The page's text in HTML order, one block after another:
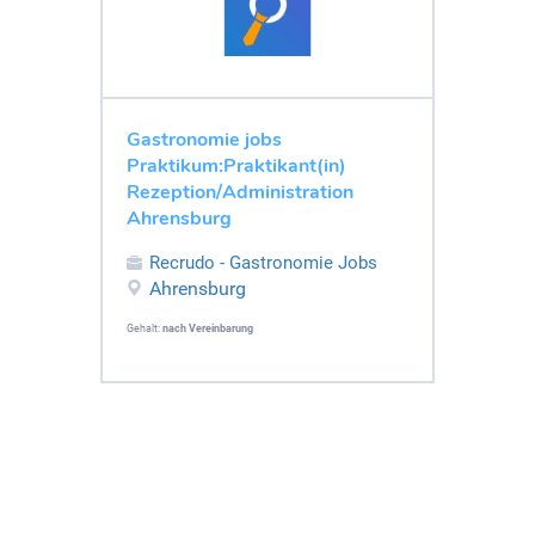
Gastronomie jobs
Praktikum:Praktikant(in)
Rezeption/Administration
Ahrensburg
Recrudo - Gastronomie Jobs
Ahrensburg
Gehalt: nach Vereinbarung